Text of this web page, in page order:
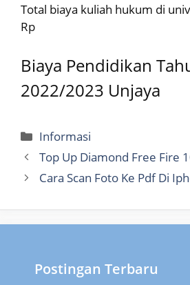
Total biaya kuliah hukum di
Rp
Biaya Pendidikan
2022/2023 Unjaya
Categories
Informasi
Top Up Diamond Free Fire
Cara Scan Foto Ke Pdf Di
Postingan Terbaru